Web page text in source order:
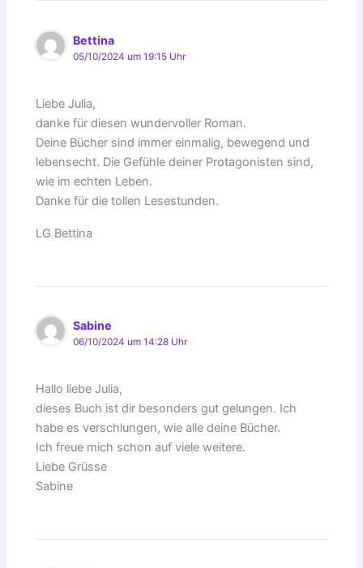
Bettina
05/10/2024 um 19:15 Uhr
Liebe Julia,
danke für diesen wundervoller Roman.
Deine Bücher sind immer einmalig, bewegend und
lebensecht. Die Gefühle deiner Protagonisten sind,
wie im echten Leben.
Danke für die tollen Lesestunden.
LG Bettina
Sabine
06/10/2024 um 14:28 Uhr
Hallo liebe Julia,
dieses Buch ist dir besonders gut gelungen. Ich
habe es verschlungen, wie alle deine Bücher.
Ich freue mich schon auf viele weitere.
Liebe Grüsse
Sabine